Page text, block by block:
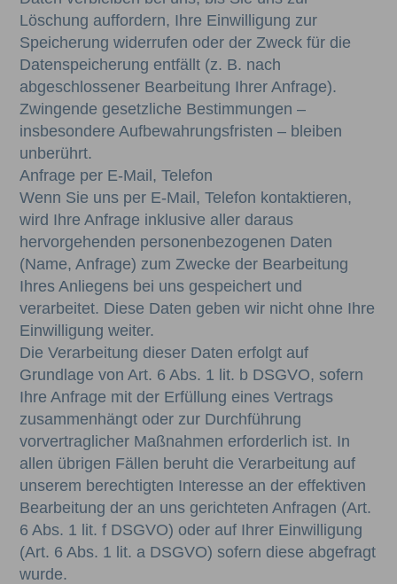
Löschung auffordern, Ihre Einwilligung zur
Speicherung widerrufen oder der Zweck für die
Datenspeicherung entfällt (z. B. nach
abgeschlossener Bearbeitung Ihrer Anfrage).
Zwingende gesetzliche Bestimmungen –
insbesondere Aufbewahrungsfristen – bleiben
unberührt.
Anfrage per E-Mail, Telefon
Wenn Sie uns per E-Mail, Telefon kontaktieren,
wird Ihre Anfrage inklusive aller daraus
hervorgehenden personenbezogenen Daten
(Name, Anfrage) zum Zwecke der Bearbeitung
Ihres Anliegens bei uns gespeichert und
verarbeitet. Diese Daten geben wir nicht ohne Ihre
Einwilligung weiter.
Die Verarbeitung dieser Daten erfolgt auf
Grundlage von Art. 6 Abs. 1 lit. b DSGVO, sofern
Ihre Anfrage mit der Erfüllung eines Vertrags
zusammenhängt oder zur Durchführung
vorvertraglicher Maßnahmen erforderlich ist. In
allen übrigen Fällen beruht die Verarbeitung auf
unserem berechtigten Interesse an der effektiven
Bearbeitung der an uns gerichteten Anfragen (Art.
6 Abs. 1 lit. f DSGVO) oder auf Ihrer Einwilligung
(Art. 6 Abs. 1 lit. a DSGVO) sofern diese abgefragt
wurde.